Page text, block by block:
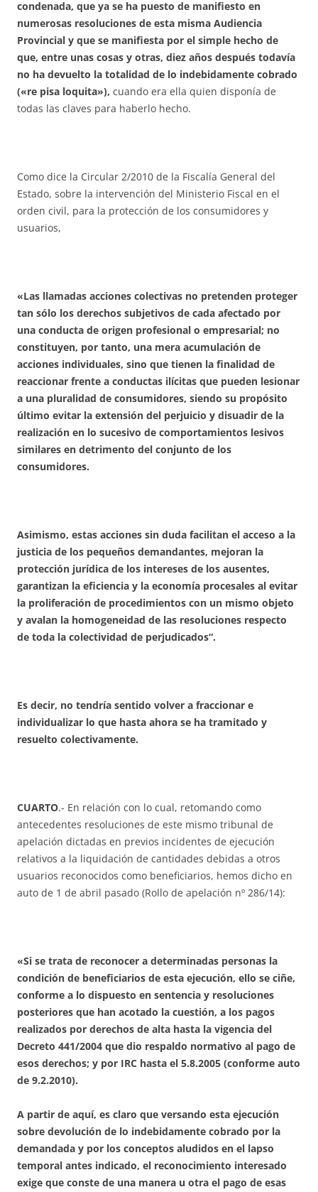
condenada, que ya se ha puesto de manifiesto en
numerosas resoluciones de esta misma Audiencia
Provincial y que se manifiesta por el simple hecho de
que, entre unas cosas y otras, diez años después todavía
no ha devuelto la totalidad de lo indebidamente cobrado
(«re pisa loquita»), cuando era ella quien disponía de
todas las claves para haberlo hecho.
Como dice la Circular 2/2010 de la Fiscalía General del
Estado, sobre la intervención del Ministerio Fiscal en el
orden civil, para la protección de los consumidores y
usuarios,
«Las llamadas acciones colectivas no pretenden proteger
tan sólo los derechos subjetivos de cada afectado por
una conducta de origen profesional o empresarial; no
constituyen, por tanto, una mera acumulación de
acciones individuales, sino que tienen la finalidad de
reaccionar frente a conductas ilícitas que pueden lesionar
a una pluralidad de consumidores, siendo su propósito
último evitar la extensión del perjuicio y disuadir de la
realización en lo sucesivo de comportamientos lesivos
similares en detrimento del conjunto de los
consumidores.
Asimismo, estas acciones sin duda facilitan el acceso a la
justicia de los pequeños demandantes, mejoran la
protección jurídica de los intereses de los ausentes,
garantizan la eficiencia y la economía procesales al evitar
la proliferación de procedimientos con un mismo objeto
y avalan la homogeneidad de las resoluciones respecto
de toda la colectividad de perjudicados“.
Es decir, no tendría sentido volver a fraccionar e
individualizar lo que hasta ahora se ha tramitado y
resuelto colectivamente.
CUARTO.- En relación con lo cual, retomando como
antecedentes resoluciones de este mismo tribunal de
apelación dictadas en previos incidentes de ejecución
relativos a la liquidación de cantidades debidas a otros
usuarios reconocidos como beneficiarios, hemos dicho en
auto de 1 de abril pasado (Rollo de apelación nº 286/14):
«Si se trata de reconocer a determinadas personas la
condición de beneficiarios de esta ejecución, ello se ciñe,
conforme a lo dispuesto en sentencia y resoluciones
posteriores que han acotado la cuestión, a los pagos
realizados por derechos de alta hasta la vigencia del
Decreto 441/2004 que dio respaldo normativo al pago de
esos derechos; y por IRC hasta el 5.8.2005 (conforme auto
de 9.2.2010).
A partir de aquí, es claro que versando esta ejecución
sobre devolución de lo indebidamente cobrado por la
demandada y por los conceptos aludidos en el lapso
temporal antes indicado, el reconocimiento interesado
exige que conste de una manera u otra el pago de esas